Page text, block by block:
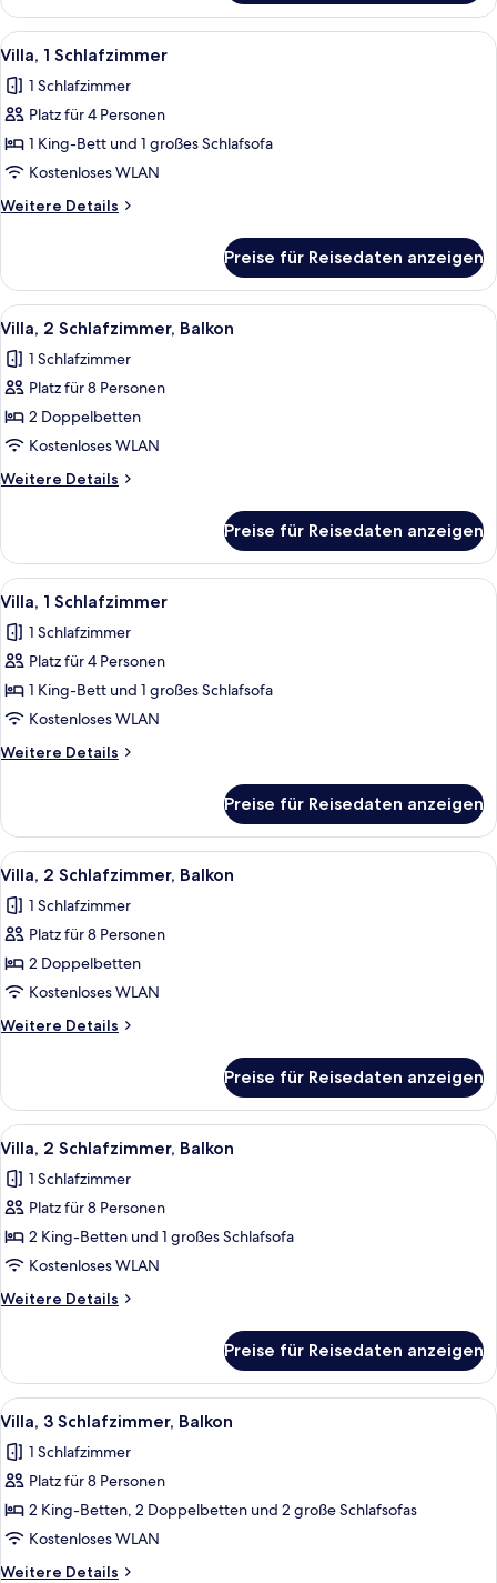
1
Schlafzimmer,
Balkon
Alle
Fotos
für
Villa,
1
Schlafzimmer
anzeigen
Eine moderne Küche mit
3
Villa, 1 Schlafzimmer
1 Schlafzimmer
Platz für 4 Personen
1 King-Bett und 1 großes Schlafsofa
Kostenloses WLAN
Weitere Details
Weitere
1
Schlafzimmer
Preise für Reisedaten anzeigen
Alle
Fotos
für
Villa,
2 Schlafzimmer,
Balkon
anzeigen
Eine moderne Küche mit
4
Villa, 2 Schlafzimmer, Balkon
1 Schlafzimmer
Platz für 8 Personen
2 Doppelbetten
Kostenloses WLAN
Weitere Details
Weitere
2 Schlafzimmer,
Balkon
Preise für Reisedaten anzeigen
Alle
Fotos
für
Villa,
1
Schlafzimmer
anzeigen
Ein modernes Wohnzimmer mit
3
Villa, 1 Schlafzimmer
1 Schlafzimmer
Platz für 4 Personen
1 King-Bett und 1 großes Schlafsofa
Kostenloses WLAN
Weitere Details
Weitere
1
Schlafzimmer
Preise für Reisedaten anzeigen
Alle
Fotos
für
Villa,
2 Schlafzimmer,
Balkon
anzeigen
Ein Hotelzimmer mit Esstisch, roten
5
Villa, 2 Schlafzimmer, Balkon
1 Schlafzimmer
Platz für 8 Personen
2 Doppelbetten
Kostenloses WLAN
Weitere Details
Weitere
2 Schlafzimmer,
Balkon
Preise für Reisedaten anzeigen
Alle
Fotos
für
Villa,
2 Schlafzimmer,
Balkon
anzeigen
Ein Hotelzimmer mit Esstisch, roten
7
Villa, 2 Schlafzimmer, Balkon
1 Schlafzimmer
Platz für 8 Personen
2 King-Betten und 1 großes Schlafsofa
Kostenloses WLAN
Weitere Details
Weitere
2 Schlafzimmer,
Balkon
Preise für Reisedaten anzeigen
Alle
Fotos
für
Villa,
3 Schlafzimmer,
Balkon
anzeigen
Eine moderne Küche mit
7
Villa, 3 Schlafzimmer, Balkon
1 Schlafzimmer
Platz für 8 Personen
2 King-Betten, 2 Doppelbetten und 2 große Schlafsofas
Kostenloses WLAN
Weitere Details
Weitere